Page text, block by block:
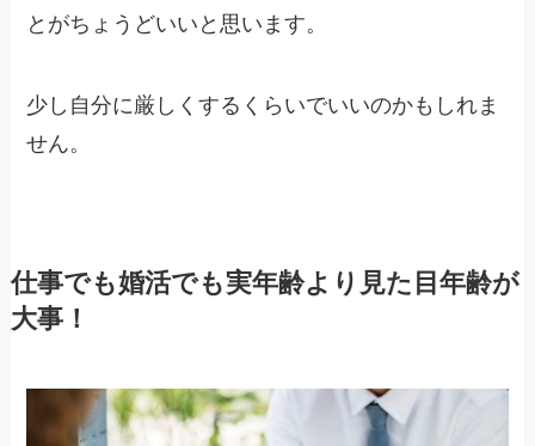
とがちょうどいいと思います。
少し自分に厳しくするくらいでいいのかもしれま
せん。
仕事でも婚活でも実年齢より見た目年齢が
大事！